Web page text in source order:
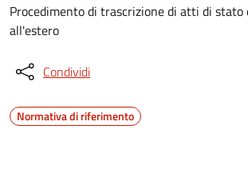
Procedimento di trascrizione di atti di
all'estero
Condividi
Normativa di riferimento